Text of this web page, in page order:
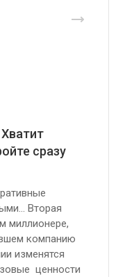
сразу
Вторая
миллионере,
компанию
изменятся
ценности